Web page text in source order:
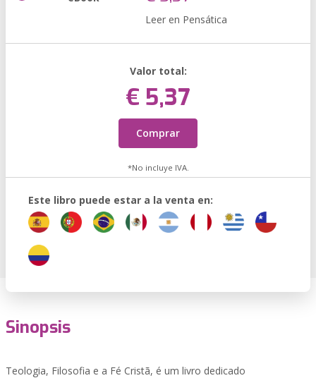
Leer en Pensática
Valor total:
€ 5,37
Comprar
*No incluye IVA.
Este libro puede estar a la venta en:
Sinopsis
Teologia, Filosofia e a Fé Cristã, é um livro dedicado